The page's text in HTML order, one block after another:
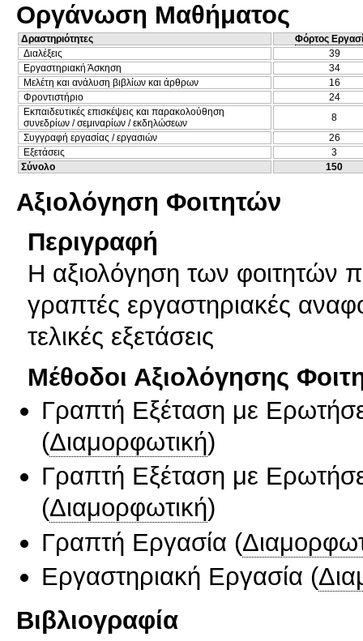
Οργάνωση Μαθήματος
Δραστηριότητες
Φόρτος
Διαλέξεις
39
Εργαστηριακή Άσκηση
34
Μελέτη και ανάλυση βιβλίων και άρθρων
16
Φροντιστήριο
24
Εκπαιδευτικές επισκέψεις και παρακολούθηση
συνεδρίων / σεμιναρίων / εκδηλώσεων
8
Συγγραφή εργασίας / εργασιών
26
Εξετάσεις
3
Σύνολο
150
Αξιολόγηση Φοιτητών
Περιγραφή
Η αξιολόγηση των φοιτητών
γραπτές εργαστηριακές
τελικές εξετάσεις
Μέθοδοι Αξιολόγησης
Γραπτή Εξέταση με
(Διαμορφωτική)
Γραπτή Εξέταση με
(Διαμορφωτική)
Γραπτή Εργασία (
Εργαστηριακή Εργασία (
Βιβλιογραφία